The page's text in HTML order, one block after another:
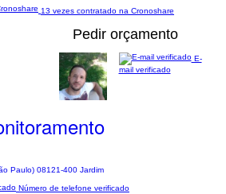
13 vezes contratado na Cronoshare
Pedir orçamento
Paulo) 08121-400 Jardim
E-
mail verificado
Número de telefone verificado